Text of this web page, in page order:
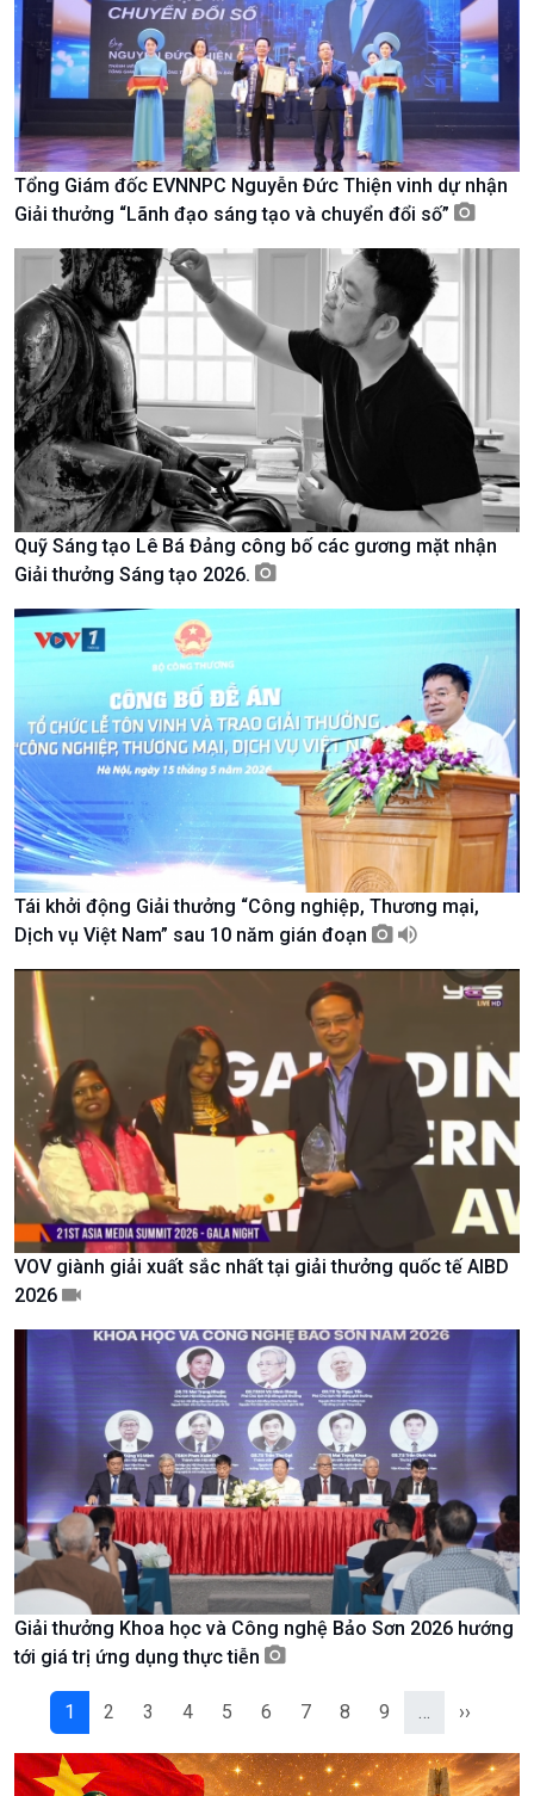
Nam
Xã hội
Tin Đời sống & Xã hội
360 độ Sức khỏe
Chuyển đổi Xanh
Tài nguyên và Môi trường
Chuyên gia của bạn
Xã hội chuyển động
Bước chân đến trường
Khoa học & Công nghệ
Tin Khoa học & Công nghệ
Kết nối công nghệ
Sống chung với biến đổi
khí hậu
Văn hoá & Du lịch
Tin Văn hoá & Du lịch
Chát với người nổi tiếng
Câu chuyện Thể thao
Multimedia
Video
Infographic
E-Magazine
Podcast
Góc nhìn VOV1
Câu chuyện thời sự
Dòng chảy sự kiện
Đối thoại
Tổng Giám đốc EVNNPC Nguyễn Đức Thiện vinh dự nhận
Giải thưởng “Lãnh đạo sáng tạo và chuyển đổi số”
Quỹ Sáng tạo Lê Bá Đảng công bố các gương mặt nhận
Giải thưởng Sáng tạo 2026.
Tái khởi động Giải thưởng “Công nghiệp, Thương mại,
Dịch vụ Việt Nam” sau 10 năm gián đoạn
VOV giành giải xuất sắc nhất tại giải thưởng quốc tế AIBD
2026
Giải thưởng Khoa học và Công nghệ Bảo Sơn 2026 hướng
tới giá trị ứng dụng thực tiễn
1 2 3 4 5 6 7 8 9 ››